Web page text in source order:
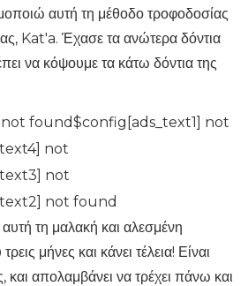
αυτή τη μέθοδο τροφοδοσίας
Kat'a. Έχασε τα ανώτερα δόντια
να κόψουμε τα κάτω δόντια της
found$config[ads_text1] not
not
not
not found
τη μαλακή και αλεσμένη
μήνες και κάνει τέλεια! Είναι
και απολαμβάνει να τρέχει πάνω και